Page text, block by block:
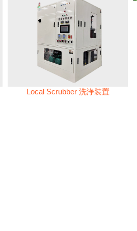
Local Scrubber 洗浄装置